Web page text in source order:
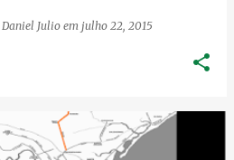
Daniel Julio em julho 22, 2015